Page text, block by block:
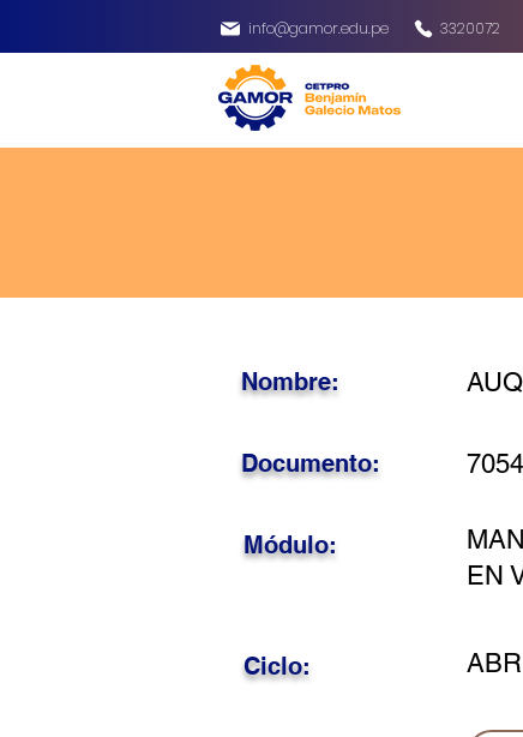
info@gamor.edu.pe 3320072
Nombre:
Documento:
EN
Módulo:
Ciclo: